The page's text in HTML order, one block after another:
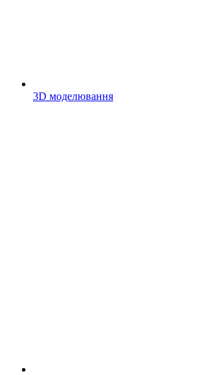
3D моделювання